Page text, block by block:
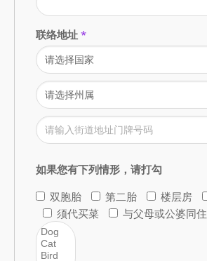
联络地址 *
如果您有下列情形，请打勾
双胞胎
第二胎 楼层房
须代买菜
与父母或公婆同住